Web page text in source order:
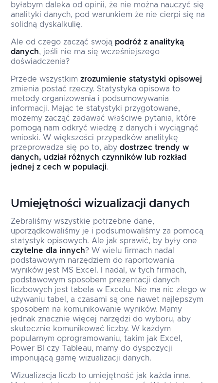
byłabym daleka od opinii, że nie można nauczyć się
analityki danych, pod warunkiem że nie cierpi się na
solidną dyskalkulię.
Ale od czego zacząć swoją podróż z analityką
danych, jeśli nie ma się wcześniejszego
doświadczenia?
Przede wszystkimzrozumienie statystyki opisowej
zmienia postać rzeczy. Statystyka opisowa to
metody organizowania i podsumowywania
informacji. Mając te statystyki przygotowane,
możemy zacząć zadawać właściwe pytania, które
pomogą nam odkryć wiedzę z danych i wyciągnąć
wnioski. W większości przypadków analitykę
przeprowadza się po to, abydostrzec trendy w
danych, udział różnych czynników lub rozkład
jednej z cech w populacji.
Umiejętności wizualizacji danych
Zebraliśmy wszystkie potrzebne dane,
uporządkowaliśmy je i podsumowaliśmy za pomocą
statystyk opisowych. Ale jak sprawić, by były one
czytelne dla innych? W wielu firmach nadal
podstawowym narzędziem do raportowania
wyników jest MS Excel. I nadal, w tych firmach,
podstawowym sposobem prezentacji danych
liczbowych jest tabela w Excelu. Nie ma nic złego w
używaniu tabel, a czasami są one nawet najlepszym
sposobem na komunikowanie wyników. Mamy
jednak znacznie więcej narzędzi do wyboru, aby
skutecznie komunikować liczby. W każdym
popularnym oprogramowaniu, takim jak Excel,
Power BI czy Tableau, mamy do dyspozycji
imponującą gamę wizualizacji danych.
Wizualizacja liczb to umiejętność jak każda inna.